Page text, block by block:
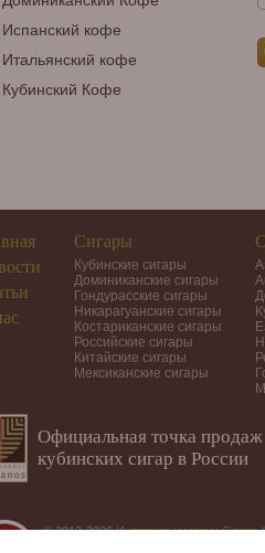
Испанский кофе
Итальянский кофе
Кубинский Кофе
Сигары
Кубинские сигары
Доминиканские сигары
Гондурасские сигары
Никарагуанские сигары
Костариканские сигары
Российские сигары
Китайские сигары
Мексиканские сигары
Официальная точка продаж
кубинских сигар в России
© 2012-2026Интернет-магазин Cigars-